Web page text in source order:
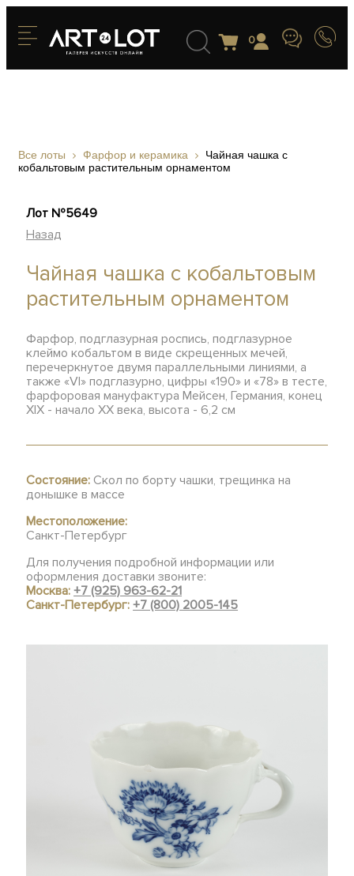
0
Все лоты Фарфор и керамика
Чайная чашка с
кобальтовым растительным орнаментом
Лот №5649
Назад
Чайная чашка с кобальтовым
растительным орнаментом
Фарфор, подглазурная роспись, подглазурное
клеймо кобальтом в виде скрещенных мечей,
перечеркнутое двумя параллельными линиями, а
также «VI» подглазурно, цифры «190» и «78» в тесте,
фарфоровая мануфактура Мейсен, Германия, конец
XIX - начало ХХ века, высота - 6,2 см
Состояние: Скол по борту чашки, трещинка на
донышке в массе
Местоположение:
Санкт-Петербург
Для получения подробной информации или
оформления доставки звоните:
Москва:+7 (925) 963-62-21
Санкт-Петербург:+7 (800) 2005-145